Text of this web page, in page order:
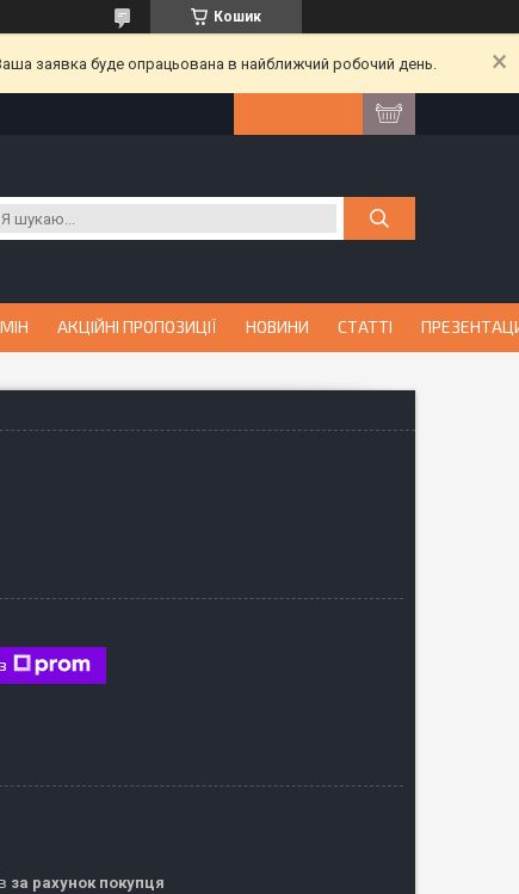
Кошик
заявка буде опрацьована в найближчий робочий день.
АКЦІЙНІ ПРОПОЗИЦІЇ НОВИНИ СТАТТІ
за рахунок покупця